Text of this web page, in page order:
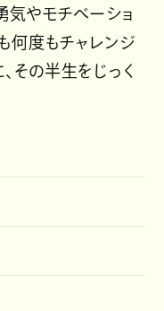
気やモチベーショ
何度もチャレンジ
その半生をじっく